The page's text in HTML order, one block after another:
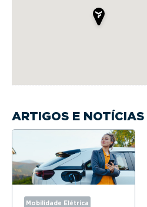
ARTIGOS E NOTÍCIAS
Mobilidade Elétrica